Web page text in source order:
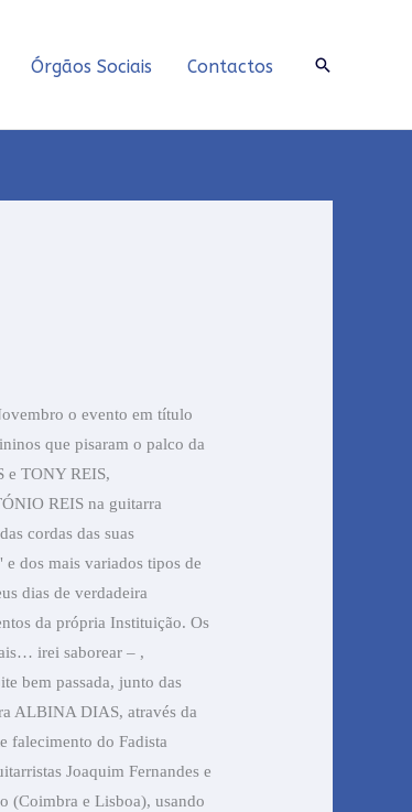
Órgãos Sociais Contactos Search
o evento em título
que pisaram o palco da
e TONY REIS,
REIS na guitarra
cordas das suas
e dos mais variados tipos de
dias de verdadeira
da própria Instituição. Os
irei saborear – ,
bem passada, junto das
ALBINA DIAS, através da
falecimento do Fadista
Joaquim Fernandes e
(Coimbra e Lisboa), usando